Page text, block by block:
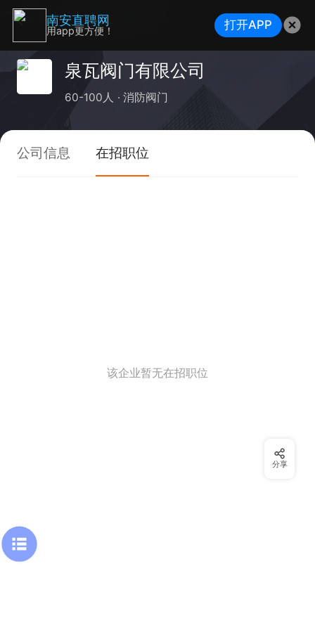
泉瓦阀门有限公司
60-100人 消防阀门
公司信息 在招职位
该企业暂无在招职位
分享
南安直聘网
用app更方便！ 打开APP